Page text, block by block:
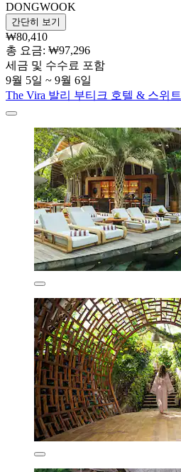
DONGWOOK
간단히 보기
₩80,410
총 요금: ₩97,296
세금 및 수수료 포함
9월 5일 ~ 9월 6일
The Vira 발리 부티크 호텔 & 스위트